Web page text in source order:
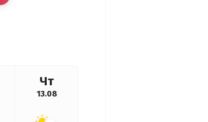
Чт
13.08